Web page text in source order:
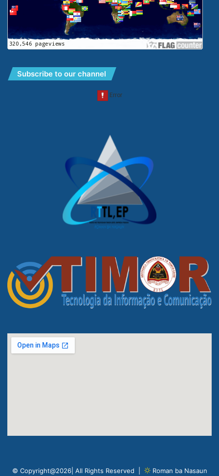
Subscribe to our channel
© Copyright@2026| All Rights Reserved | Roman ba Nasaun